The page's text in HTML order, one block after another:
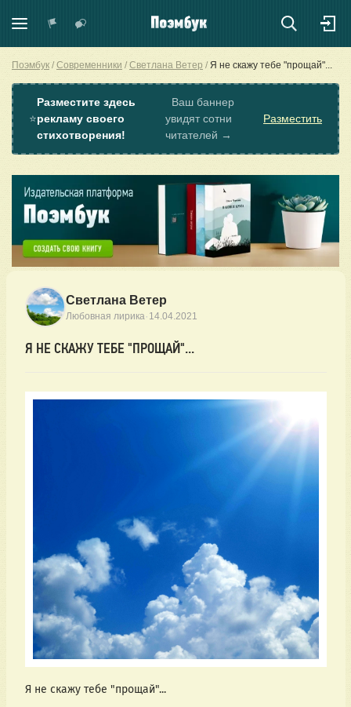
Поэмбук Современники Светлана Ветер Я не скажу тебе "прощай"...
⭐
Разместите здесь
рекламу своего
стихотворения!
Ваш баннер
увидят сотни
читателей →
Разместить
Светлана Ветер
Любовная лирика· 14.04.2021
Я НЕ СКАЖУ ТЕБЕ "ПРОЩАЙ"...
Я не скажу тебе "прощай"...